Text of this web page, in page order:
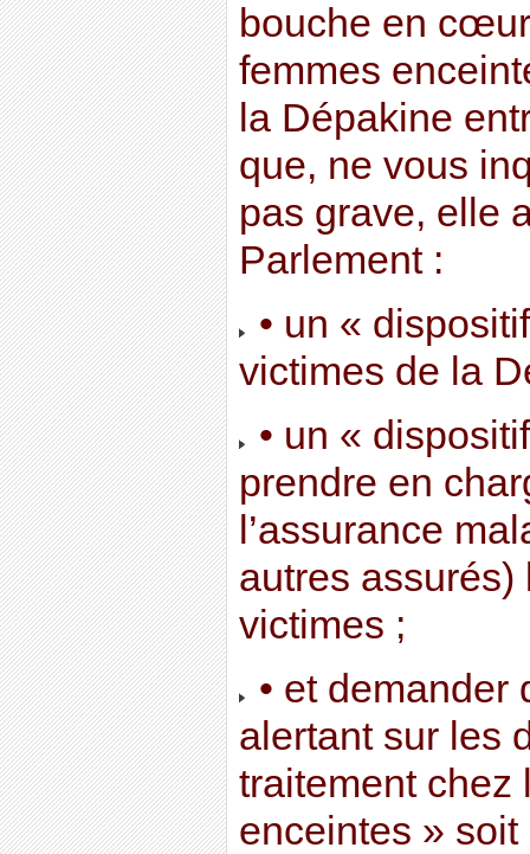
bouche en
femmes
la Dépakine
que, ne vous
pas grave, elle
Parlement :
• un «
victimes de la
• un «
prendre en
l’assurance
autres assurés)
victimes ;
• et demander
alertant sur les
traitement chez
enceintes »